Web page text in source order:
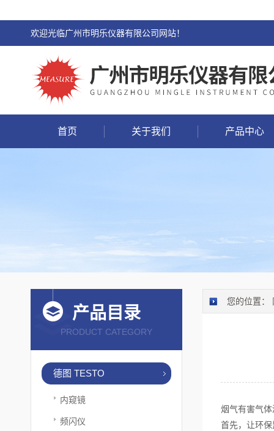
欢迎光临广州市明乐仪器有限公司网站！
首页 关于我们 产品中心
产品目录
PRODUCT CATEGORY
德图 TESTO
内窥镜
频闪仪
您的位置：
烟气有害气
首先，让环